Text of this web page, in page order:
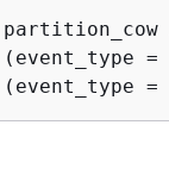
partition_cow
(event_type =
(event_type =